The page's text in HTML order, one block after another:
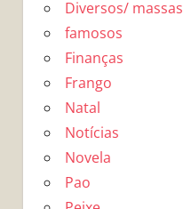
Diversos/ massas
famosos
Finanças
Frango
Natal
Notícias
Novela
Pao